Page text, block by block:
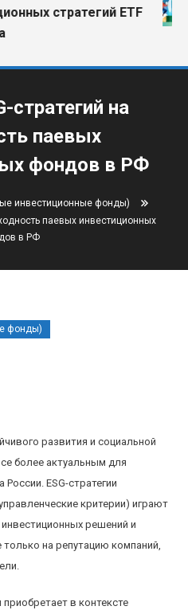
стратегий ETF
стратегий на
паевых
фондов в РФ
инвестиционные фонды)
паевых инвестиционных
в РФ
фонды)
развития и социальной
более актуальным для
ESG-стратегии
критерии) играют
решений и
на репутацию компаний,
в контексте